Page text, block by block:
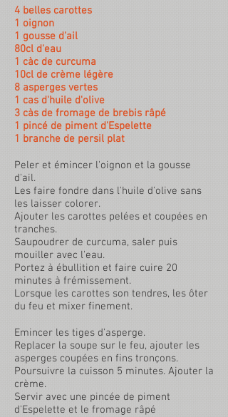
4 belles carottes
1 oignon
1 gousse d'ail
80cl d'eau
1 càc de curcuma
10cl de crème légère
8 asperges vertes
1 cas d'huile d'olive
3 càs de fromage de brebis râpé
1 pincé de piment d'Espelette
1 branche de persil plat
Peler et émincer l'oignon et la gousse
d'ail.
Les faire fondre dans l'huile d'olive sans
les laisser colorer.
Ajouter les carottes pelées et coupées en
tranches.
Saupoudrer de curcuma, saler puis
mouiller avec l'eau.
Portez à ébullition et faire cuire 20
minutes à frémissement.
Lorsque les carottes son tendres, les ôter
du feu et mixer finement.
Emincer les tiges d'asperge.
Replacer la soupe sur le feu, ajouter les
asperges coupées en fins tronçons.
Poursuivre la cuisson 5 minutes. Ajouter la
crème.
Servir avec une pincée de piment
d'Espelette et le fromage râpé